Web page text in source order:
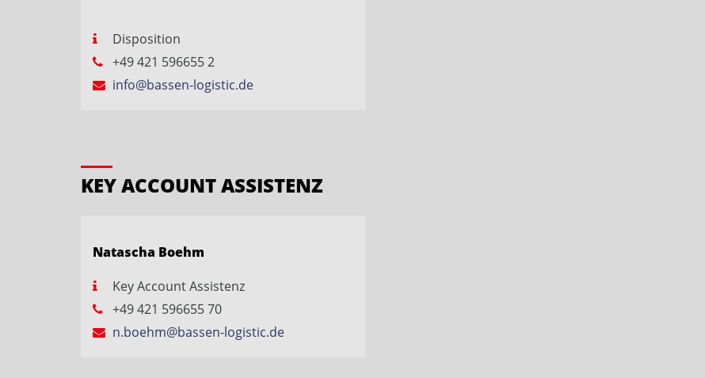
Disposition
+49 421 596655 2
info@bassen-logistic.de
KEY ACCOUNT ASSISTENZ
Natascha Boehm
Key Account Assistenz
+49 421 596655 70
n.boehm@bassen-logistic.de